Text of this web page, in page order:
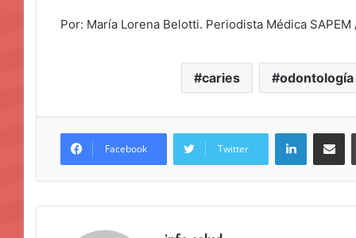
Por: María Lorena Belotti. Periodista Médica SAPEM
caries odontología
Facebook Twitter
LinkedIn